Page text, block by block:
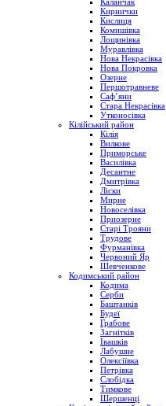
Каланчак
Кирнички
Кислиця
Комишівка
Лощинівка
Муравлівка
Нова Некрасівка
Нова Покровка
Озерне
Першотравневе
Саф’яни
Стара Некрасівка
Утконосівка
Кілійський район
Кілія
Вилкове
Приморське
Василівка
Десантне
Дмитрівка
Ліски
Мирне
Новоселівка
Приозерне
Старі Трояни
Трудове
Фурманівка
Червоний Яр
Шевченкове
Кодимський район
Кодима
Серби
Баштанків
Будеї
Грабове
Загнітків
Івашків
Лабушне
Олексіївка
Петрівка
Слобідка
Тимкове
Шершенці